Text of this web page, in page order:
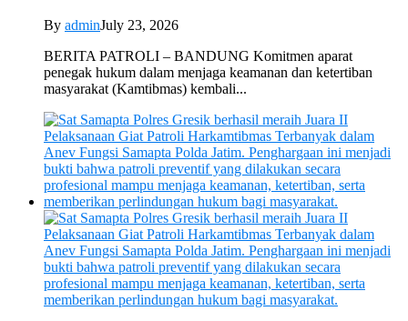
By adminJuly 23, 2026
BERITA PATROLI – BANDUNG Komitmen aparat
penegak hukum dalam menjaga keamanan dan ketertiban
masyarakat (Kamtibmas) kembali...